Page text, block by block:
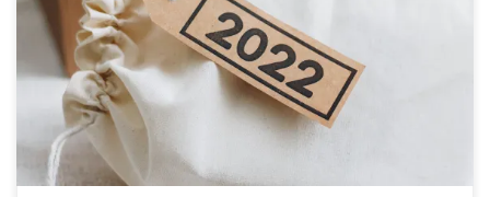
uns erwartet. Mit Sicherheit wird uns das Thema Corona weiter
beschäftigen. Und doch hoffen wir, dass wir auch wieder ein
bisschen Normalität in unserem Zusammenleben erfahren dürfen.
Auch für unseren Verein. Wir wünschen allen unseren Mitgliedern,
Freunden und Gönnern […]